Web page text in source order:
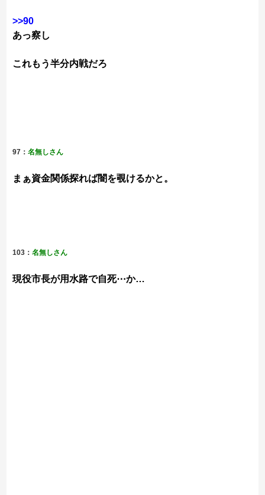
>>90
あっ察し
これもう半分内戦だろ
97：名無しさん
まぁ資金関係探れば闇を覗けるかと。
103：名無しさん
現役市長が用水路で自死⋯か…